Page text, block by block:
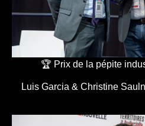
🏆 Prix de la pépite
Luis Garcia & Christine